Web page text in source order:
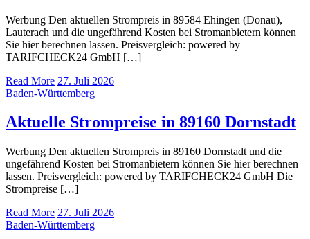
Werbung Den aktuellen Strompreis in 89584 Ehingen (Donau),
Lauterach und die ungefährend Kosten bei Stromanbietern können
Sie hier berechnen lassen. Preisvergleich: powered by
TARIFCHECK24 GmbH […]
Read More 27. Juli 2026
Baden-Württemberg
Aktuelle Strompreise in 89160 Dornstadt
Werbung Den aktuellen Strompreis in 89160 Dornstadt und die
ungefährend Kosten bei Stromanbietern können Sie hier berechnen
lassen. Preisvergleich: powered by TARIFCHECK24 GmbH Die
Strompreise […]
Read More 27. Juli 2026
Baden-Württemberg